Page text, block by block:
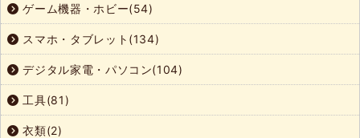
ゲーム機器・ホビー(54)
スマホ・タブレット(134)
デジタル家電・パソコン(104)
工具(81)
衣類(2)